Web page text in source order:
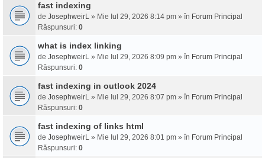
fast indexing
de JosephweirL » Mie Iul 29, 2026 8:14 pm » în Forum Principal
Răspunsuri: 0
what is index linking
de JosephweirL » Mie Iul 29, 2026 8:09 pm » în Forum Principal
Răspunsuri: 0
fast indexing in outlook 2024
de JosephweirL » Mie Iul 29, 2026 8:07 pm » în Forum Principal
Răspunsuri: 0
fast indexing of links html
de JosephweirL » Mie Iul 29, 2026 8:01 pm » în Forum Principal
Răspunsuri: 0